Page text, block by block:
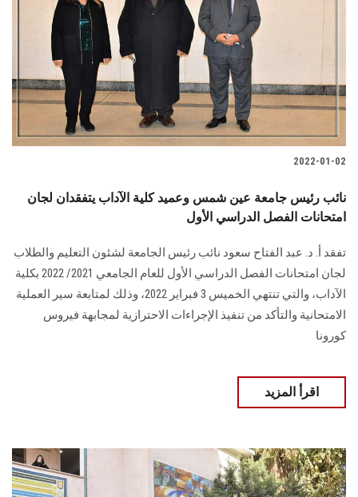
2022-01-02
نائب رئيس جامعة عين شمس وعميد كلية الآداب يتفقدان لجان
امتحانات الفصل الدراسي الأول
تفقد أ. د. عبد الفتاح سعود نائب رئيس الجامعة لشئون التعليم والطلاب
لجان امتحانات الفصل الدراسي الأول للعام الجامعي 2021/ 2022 بكلية
الآداب، والتي تنتهي الخميس 3 فبراير 2022، وذلك لمتابعة سير العملية
الامتحانية والتأكد من تنفيذ الإجراءات الاحترازية لمجابهة فيروس
كورونا
اقرأ المزيد